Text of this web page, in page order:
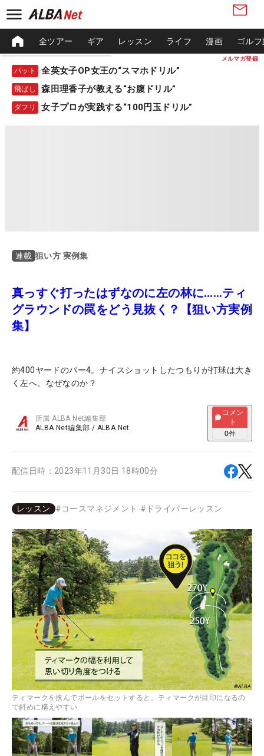
メルマガ登録
全ツアー ギア レッスン ライフ 漫画 ゴル
パット 全英女子OP女王の“スマホドリル”
飛ばし 森田理香子が教える“お腹ドリル”
ダフリ 女子プロが実践する“100円玉ドリル”
連載 狙い方 実例集
真っすぐ打ったはずなのに左の林に……ティ
グラウンドの罠をどう見抜く？【狙い方実例
集】
約400ヤードのパー4。ナイスショットしたつもりが打球は大き
く左へ。なぜなのか？
所属ALBA Net編集部
ALBA Net編集部 / ALBA Net
コメン
ト
0件
配信日時： 2023年11月30日 18時00分
レッスン #コースマネジメント # ドライバーレッスン
ティマークを挟んでボールをセットすると、ティマークが目印になるの
で斜めに構えやすい